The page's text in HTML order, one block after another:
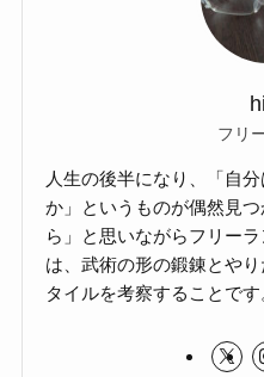
フリ
人生の後半になり、「自
か」というものが偶然見
ら」と思いながらフリー
は、武術の形の鍛錬とや
タイルを考察することです